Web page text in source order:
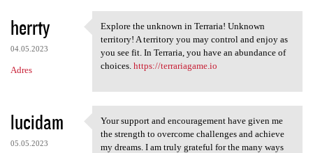
herrty
04.05.2023
Adres
Explore the unknown in
Explore the unknown in Terraria! Unknown
territory! A territory you may control and enjoy as
you see fit. In Terraria, you have an abundance of
choices. https://terrariagame.io
lucidam
05.05.2023
Your support and
Your support and encouragement have given me
the strength to overcome challenges and achieve
my dreams. I am truly grateful for the many ways